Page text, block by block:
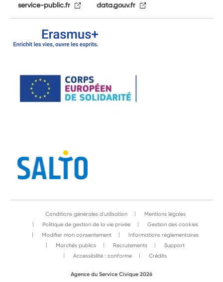
service-public.fr data.gouv.fr
Conditions générales d'utilisation
Mentions légales
Politique de gestion de la vie privée
Gestion des cookies
Modifier mon consentement
Informations réglementaires
Marchés publics
Recrutements
Support
Accessibilité : conforme
Crédits
Agence du Service Civique 2026